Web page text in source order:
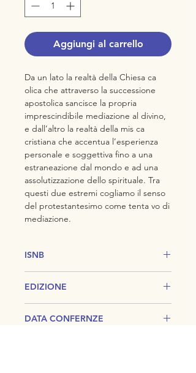
Aggiungi al carrello
Da un lato la realtà della Chiesa ca
olica che attraverso la successione
apostolica sancisce la propria
imprescindibile mediazione al divino,
e dall’altro la realtà della mis ca
cristiana che accentua l’esperienza
personale e soggettiva fino a una
estraneazione dal mondo e ad una
assolutizzazione dello spirituale. Tra
questi due estremi cogliamo il senso
del protestantesimo come tenta vo di
mediazione.
ISNB
EDIZIONE
DATA CONFERNZE